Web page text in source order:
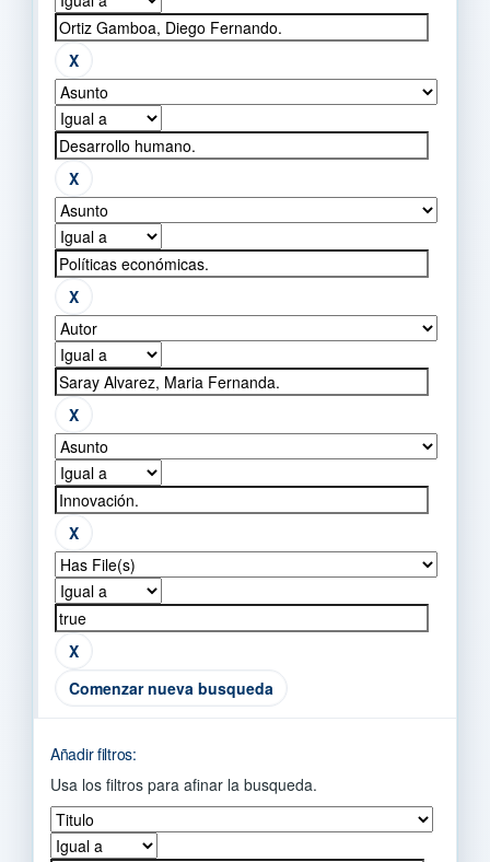
Comenzar nueva busqueda
Añadir filtros:
Usa los filtros para afinar la busqueda.